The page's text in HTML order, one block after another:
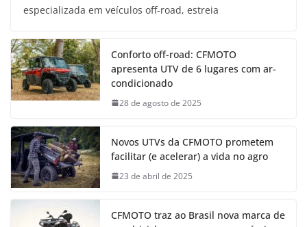
especializada em veículos off-road, estreia
Conforto off-road: CFMOTO
apresenta UTV de 6 lugares com ar-
condicionado
28 de agosto de 2025
Novos UTVs da CFMOTO prometem
facilitar (e acelerar) a vida no agro
23 de abril de 2025
CFMOTO traz ao Brasil nova marca de